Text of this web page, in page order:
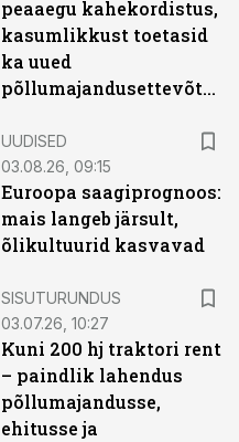
peaaegu kahekordistus,
kasumlikkust toetasid
ka uued
põllumajandusettevõtted
UUDISED
03.08.26, 09:15
Euroopa saagiprognoos:
mais langeb järsult,
õlikultuurid kasvavad
SISUTURUNDUS
03.07.26, 10:27
Kuni 200 hj traktori rent
– paindlik lahendus
põllumajandusse,
ehitusse ja